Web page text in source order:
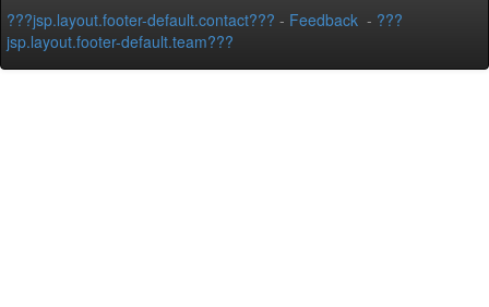
???jsp.layout.footer-default.contact??? - Feedback - ???
jsp.layout.footer-default.team???